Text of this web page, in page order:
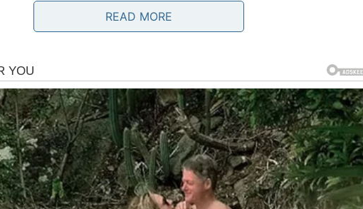
bude, ali sada sa više stabilnosti.
dozvolu. Ovo je tvoj trenutak.
se vraća na glavu
potvrde. Sve ono što je radio u tišini – sada dolazi na naplatu.
READ MORE